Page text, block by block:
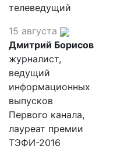
телеведущий
15 августа
Дмитрий Борисов
журналист,
ведущий
информационных
выпусков
Первого канала,
лауреат премии
ТЭФИ-2016